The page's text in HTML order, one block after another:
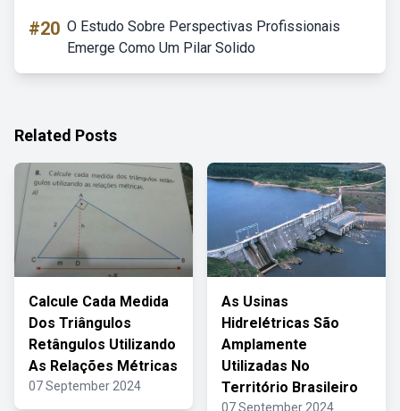
#20 O Estudo Sobre Perspectivas Profissionais
Emerge Como Um Pilar Solido
Related Posts
Calcule Cada Medida
Dos Triângulos
Retângulos Utilizando
As Relações Métricas
07 September 2024
As Usinas
Hidrelétricas São
Amplamente
Utilizadas No
Território Brasileiro
07 September 2024